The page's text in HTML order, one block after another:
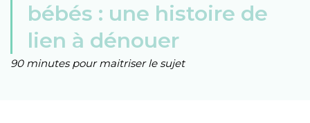
bébés : une histoire de
lien à dénouer
90 minutes pour maitriser le sujet